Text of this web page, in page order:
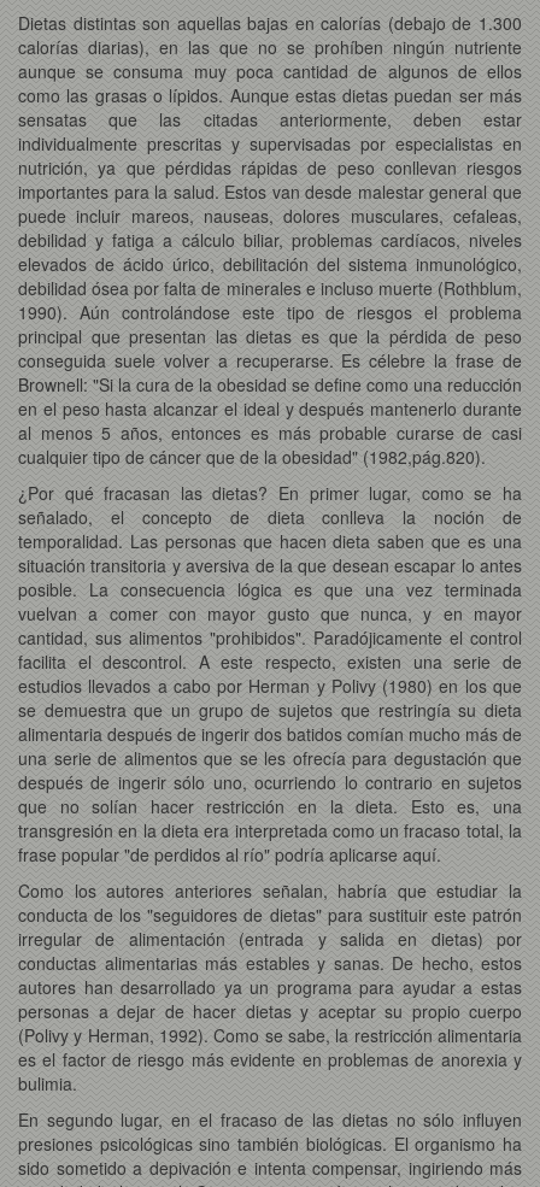
Dietas distintas son aquellas bajas en calorías (debajo de 1.300
calorías diarias), en las que no se prohíben ningún nutriente
aunque se consuma muy poca cantidad de algunos de ellos
como las grasas o lípidos. Aunque estas dietas puedan ser más
sensatas que las citadas anteriormente, deben estar
individualmente prescritas y supervisadas por especialistas en
nutrición, ya que pérdidas rápidas de peso conllevan riesgos
importantes para la salud. Estos van desde malestar general que
puede incluir mareos, nauseas, dolores musculares, cefaleas,
debilidad y fatiga a cálculo biliar, problemas cardíacos, niveles
elevados de ácido úrico, debilitación del sistema inmunológico,
debilidad ósea por falta de minerales e incluso muerte (Rothblum,
1990). Aún controlándose este tipo de riesgos el problema
principal que presentan las dietas es que la pérdida de peso
conseguida suele volver a recuperarse. Es célebre la frase de
Brownell: "Si la cura de la obesidad se define como una reducción
en el peso hasta alcanzar el ideal y después mantenerlo durante
al menos 5 años, entonces es más probable curarse de casi
cualquier tipo de cáncer que de la obesidad" (1982,pág.820).
¿Por qué fracasan las dietas? En primer lugar, como se ha
señalado, el concepto de dieta conlleva la noción de
temporalidad. Las personas que hacen dieta saben que es una
situación transitoria y aversiva de la que desean escapar lo antes
posible. La consecuencia lógica es que una vez terminada
vuelvan a comer con mayor gusto que nunca, y en mayor
cantidad, sus alimentos "prohibidos". Paradójicamente el control
facilita el descontrol. A este respecto, existen una serie de
estudios llevados a cabo por Herman y Polivy (1980) en los que
se demuestra que un grupo de sujetos que restringía su dieta
alimentaria después de ingerir dos batidos comían mucho más de
una serie de alimentos que se les ofrecía para degustación que
después de ingerir sólo uno, ocurriendo lo contrario en sujetos
que no solían hacer restricción en la dieta. Esto es, una
transgresión en la dieta era interpretada como un fracaso total, la
frase popular "de perdidos al río" podría aplicarse aquí.
Como los autores anteriores señalan, habría que estudiar la
conducta de los "seguidores de dietas" para sustituir este patrón
irregular de alimentación (entrada y salida en dietas) por
conductas alimentarias más estables y sanas. De hecho, estos
autores han desarrollado ya un programa para ayudar a estas
personas a dejar de hacer dietas y aceptar su propio cuerpo
(Polivy y Herman, 1992). Como se sabe, la restricción alimentaria
es el factor de riesgo más evidente en problemas de anorexia y
bulimia.
En segundo lugar, en el fracaso de las dietas no sólo influyen
presiones psicológicas sino también biológicas. El organismo ha
sido sometido a depivación e intenta compensar, ingiriendo más